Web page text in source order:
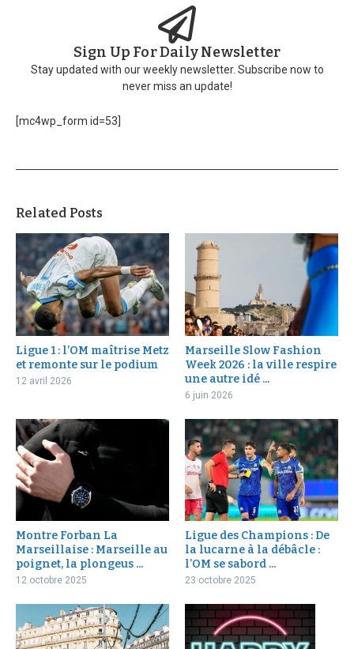
Sign Up For Daily Newsletter
Stay updated with our weekly newsletter. Subscribe now to
never miss an update!
[mc4wp_form id=53]
Related Posts
Ligue 1 : l’OM maîtrise Metz
et remonte sur le podium
12 avril 2026
Marseille Slow Fashion
Week 2026 : la ville respire
une autre idé ...
6 juin 2026
Montre Forban La
Marseillaise : Marseille au
poignet, la plongeus ...
12 octobre 2025
Ligue des Champions : De
la lucarne à la débâcle :
l’OM se sabord ...
23 octobre 2025